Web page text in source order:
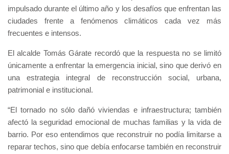
impulsado durante el último año y los desafíos que enfrentan las
ciudades frente a fenómenos climáticos cada vez más
frecuentes e intensos.
El alcalde Tomás Gárate recordó que la respuesta no se limitó
únicamente a enfrentar la emergencia inicial, sino que derivó en
una estrategia integral de reconstrucción social, urbana,
patrimonial e institucional.
“El tornado no sólo dañó viviendas e infraestructura; también
afectó la seguridad emocional de muchas familias y la vida de
barrio. Por eso entendimos que reconstruir no podía limitarse a
reparar techos, sino que debía enfocarse también en reconstruir